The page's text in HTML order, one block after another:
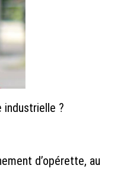
industrielle ?
d’opérette, au